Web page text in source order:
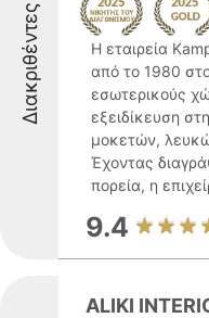
Διακριθέντες
Η εταιρεία
από το 1980
εσωτερικούς
εξειδίκευση
μοκετών,
Έχοντας
πορεία, η
9.4
ALIKI